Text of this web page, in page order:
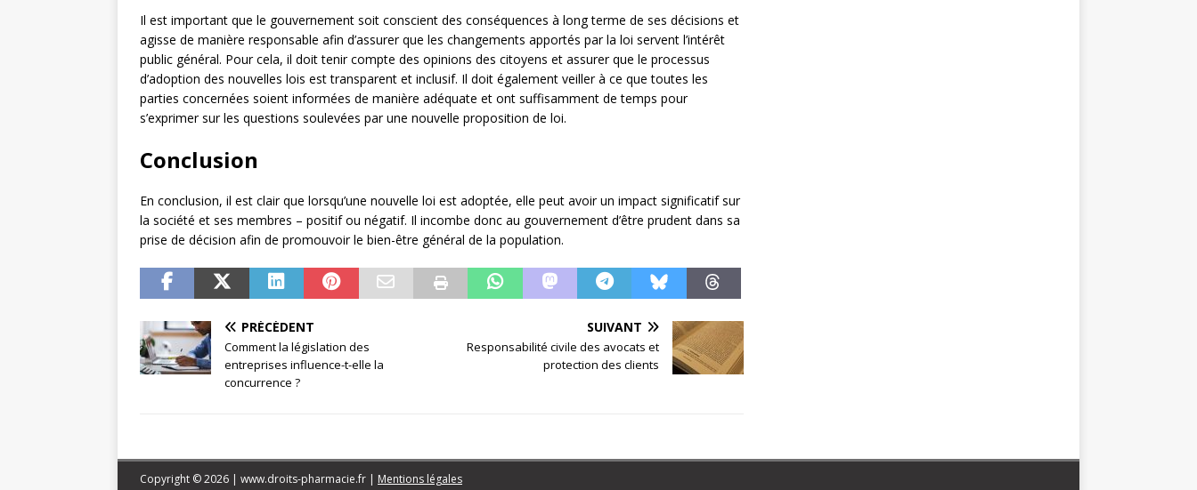
Il est important que le gouvernement soit conscient des conséquences à long terme de ses décisions et
agisse de manière responsable afin d’assurer que les changements apportés par la loi servent l’intérêt
public général. Pour cela, il doit tenir compte des opinions des citoyens et assurer que le processus
d’adoption des nouvelles lois est transparent et inclusif. Il doit également veiller à ce que toutes les
parties concernées soient informées de manière adéquate et ont suffisamment de temps pour
s’exprimer sur les questions soulevées par une nouvelle proposition de loi.
Conclusion
En conclusion, il est clair que lorsqu’une nouvelle loi est adoptée, elle peut avoir un impact significatif sur
la société et ses membres – positif ou négatif. Il incombe donc au gouvernement d’être prudent dans sa
prise de décision afin de promouvoir le bien-être général de la population.
PRÉCÉDENT
Comment la législation des
entreprises influence-t-elle la
concurrence ?
SUIVANT
Responsabilité civile des avocats et
protection des clients
Copyright © 2026 | www.droits-pharmacie.fr | Mentions légales